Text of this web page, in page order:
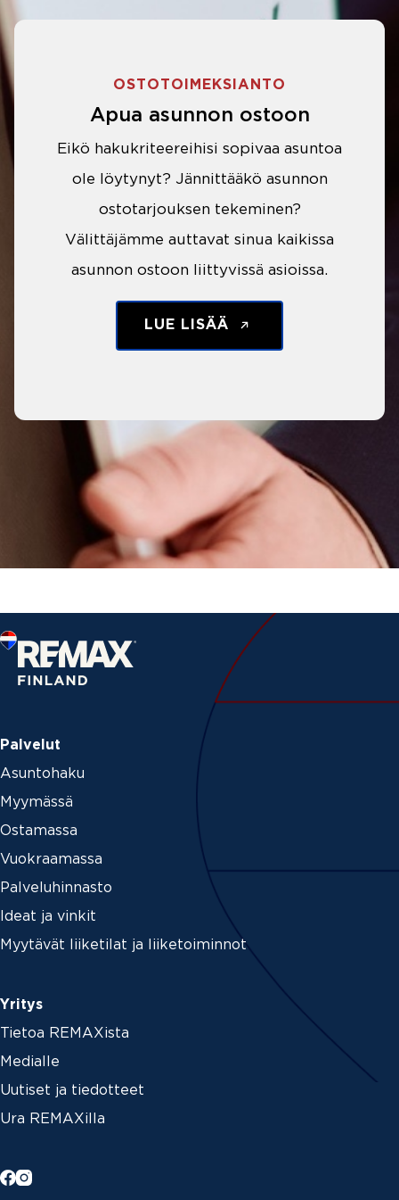
OSTOTOIMEKSIANTO
Apua asunnon ostoon
Eikö hakukriteereihisi sopivaa asuntoa
ole löytynyt? Jännittääkö asunnon
ostotarjouksen tekeminen?
Välittäjämme auttavat sinua kaikissa
asunnon ostoon liittyvissä asioissa.
LUE LISÄÄ
Palvelut
Asuntohaku
Myymässä
Ostamassa
Vuokraamassa
Palveluhinnasto
Ideat ja vinkit
Myytävät liiketilat ja liiketoiminnot
Yritys
Tietoa REMAXista
Medialle
Uutiset ja tiedotteet
Ura REMAXilla